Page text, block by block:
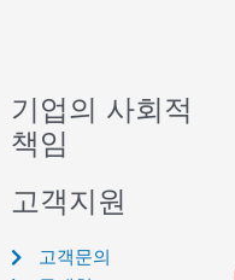
기업의 사회적
책임
고객지원
고객문의